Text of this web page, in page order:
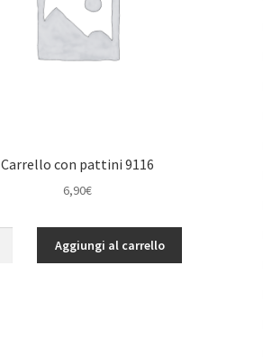
Carrello con pattini 9116
6,90€
Aggiungi al carrello